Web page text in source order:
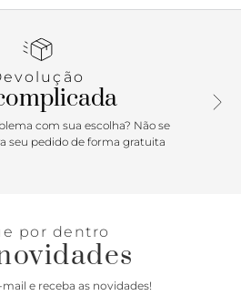
similar ao couro, com fecho
uma construção simples,
personalidade, a tiracolo vai ser a
looks office ou de passeio.
ser usada de diferentes
com sua escolha? Não se
seu pedido de forma gratuita
por dentro
e receba as novidades!